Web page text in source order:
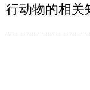
行动物的相关